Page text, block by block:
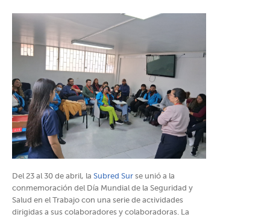
Del 23 al 30 de abril, la Subred Sur se unió a la
conmemoración del Día Mundial de la Seguridad y
Salud en el Trabajo con una serie de actividades
dirigidas a sus colaboradores y colaboradoras. La